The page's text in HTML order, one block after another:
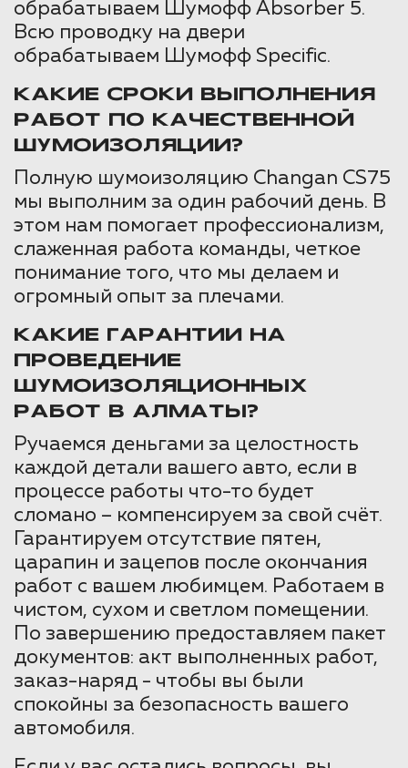
обрабатываем Шумофф Absorber 5.
Всю проводку на двери
обрабатываем Шумофф Specific.
КАКИЕ СРОКИ ВЫПОЛНЕНИЯ
РАБОТ ПО КАЧЕСТВЕННОЙ
ШУМОИЗОЛЯЦИИ?
Полную шумоизоляцию Changan CS75
мы выполним за один рабочий день. В
этом нам помогает профессионализм,
слаженная работа команды, четкое
понимание того, что мы делаем и
огромный опыт за плечами.
КАКИЕ ГАРАНТИИ НА
ПРОВЕДЕНИЕ
ШУМОИЗОЛЯЦИОННЫХ
РАБОТ В АЛМАТЫ?
Ручаемся деньгами за целостность
каждой детали вашего авто, если в
процессе работы что-то будет
сломано – компенсируем за свой счёт.
Гарантируем отсутствие пятен,
царапин и зацепов после окончания
работ с вашем любимцем. Работаем в
чистом, сухом и светлом помещении.
По завершению предоставляем пакет
документов: акт выполненных работ,
заказ-наряд - чтобы вы были
спокойны за безопасность вашего
автомобиля.